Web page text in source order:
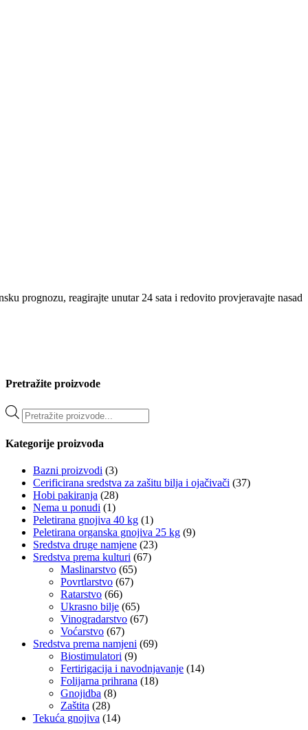
prognozu, reagirajte unutar 24 sata i redovito provjeravajte nasad
Pretražite proizvode
Products
search
Kategorije proizvoda
Bazni proizvodi (3)
Cerificirana sredstva za zašitu bilja i ojačivači (37)
Hobi pakiranja (28)
Nema u ponudi (1)
Peletirana gnojiva 40 kg (1)
Peletirana organska gnojiva 25 kg (9)
Sredstva druge namjene (23)
Sredstva prema kulturi (67)
Maslinarstvo (65)
Povrtlarstvo (67)
Ratarstvo (66)
Ukrasno bilje (65)
Vinogradarstvo (67)
Voćarstvo (67)
Sredstva prema namjeni (69)
Biostimulatori (9)
Fertirigacija i navodnjavanje (14)
Folijarna prihrana (18)
Gnojidba (8)
Zaštita (28)
Tekuća gnojiva (14)